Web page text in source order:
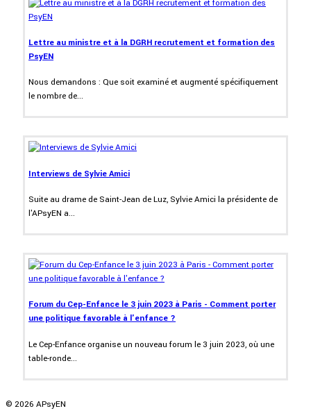
Lettre au ministre et à la DGRH recrutement et formation des
PsyEN
Nous demandons : Que soit examiné et augmenté spécifiquement
le nombre de...
Interviews de Sylvie Amici
Suite au drame de Saint-Jean de Luz, Sylvie Amici la présidente de
l'APsyEN a...
Forum du Cep-Enfance le 3 juin 2023 à Paris - Comment porter
une politique favorable à l'enfance ?
Le Cep-Enfance organise un nouveau forum le 3 juin 2023, où une
table-ronde...
© 2026 APsyEN